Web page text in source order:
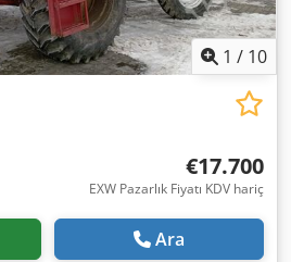
1 / 10
€17.700
EXW Pazarlık Fiyatı KDV hariç
Ara